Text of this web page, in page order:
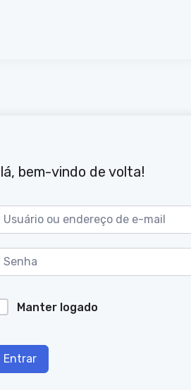
bem-vindo de volta!
Manter logado
Entrar